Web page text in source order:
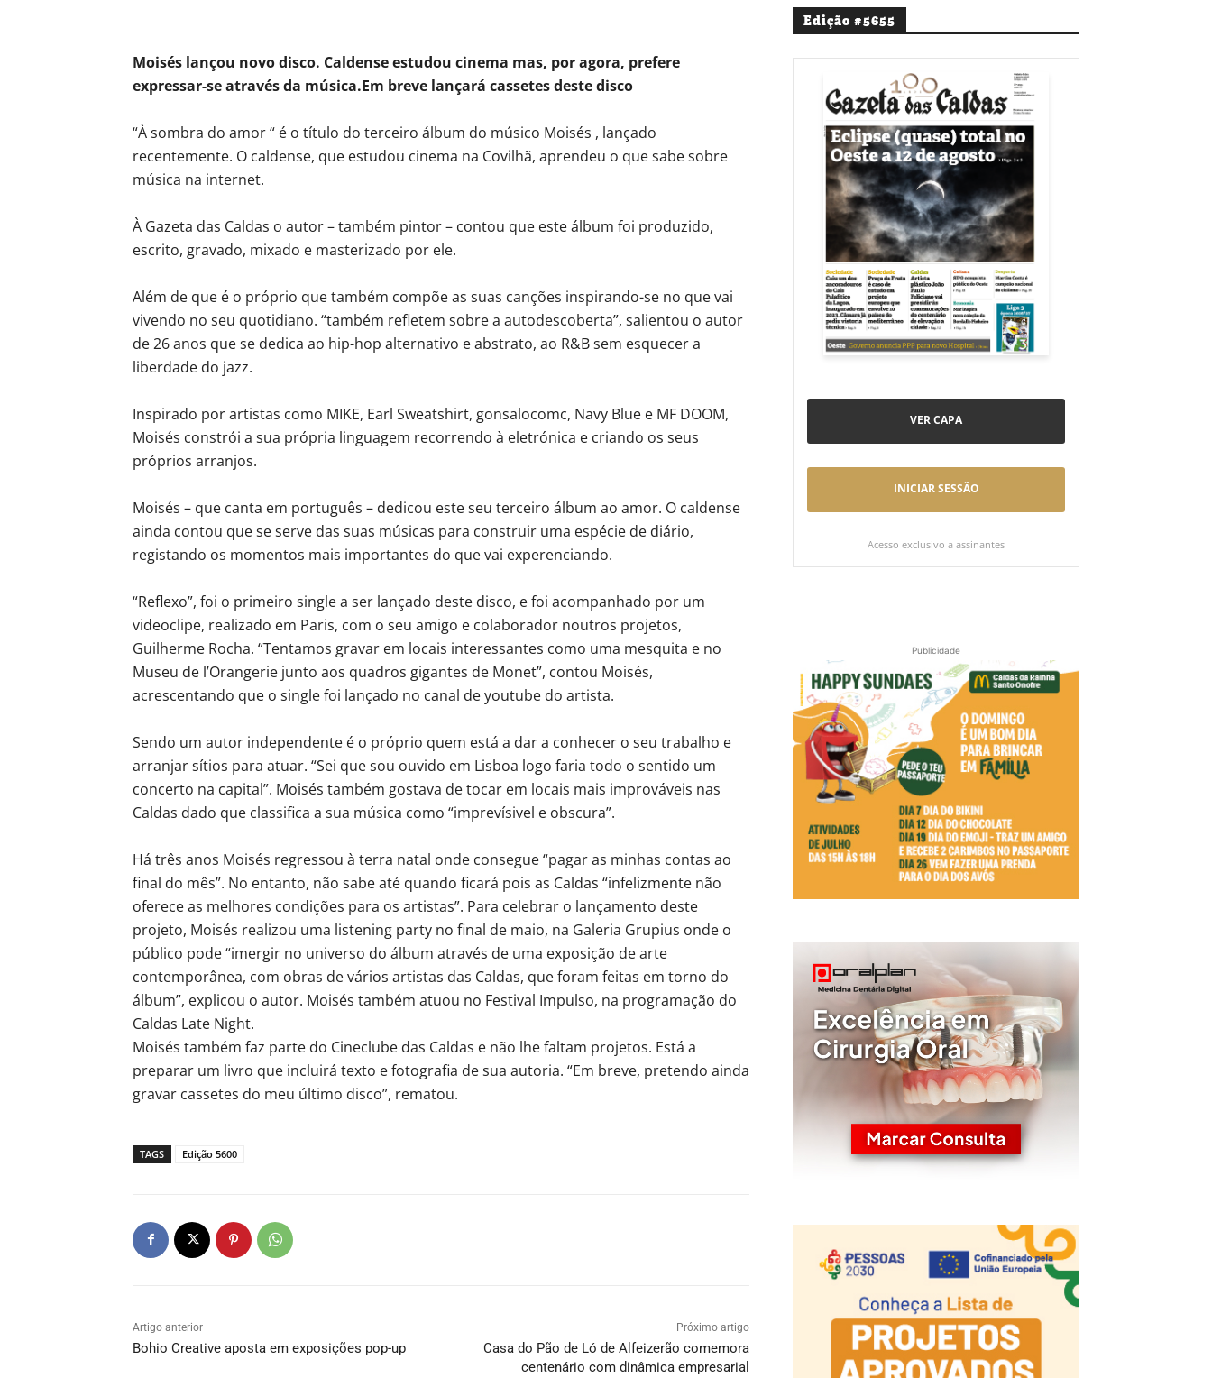
Moisés lançou novo disco. Caldense estudou cinema mas, por agora, prefere
expressar-se através da música.Em breve lançará cassetes deste disco
“À sombra do amor “ é o título do terceiro álbum do músico Moisés , lançado
recentemente. O caldense, que estudou cinema na Covilhã, aprendeu o que sabe sobre
música na internet.
À Gazeta das Caldas o autor – também pintor – contou que este álbum foi produzido,
escrito, gravado, mixado e masterizado por ele.
Além de que é o próprio que também compõe as suas canções inspirando-se no que vai
vivendo no seu quotidiano. “também refletem sobre a autodescoberta”, salientou o autor
de 26 anos que se dedica ao hip-hop alternativo e abstrato, ao R&B sem esquecer a
liberdade do jazz.
Inspirado por artistas como MIKE, Earl Sweatshirt, gonsalocomc, Navy Blue e MF DOOM,
Moisés constrói a sua própria linguagem recorrendo à eletrónica e criando os seus
próprios arranjos.
Moisés – que canta em português – dedicou este seu terceiro álbum ao amor. O caldense
ainda contou que se serve das suas músicas para construir uma espécie de diário,
registando os momentos mais importantes do que vai experenciando.
“Reflexo”, foi o primeiro single a ser lançado deste disco, e foi acompanhado por um
videoclipe, realizado em Paris, com o seu amigo e colaborador noutros projetos,
Guilherme Rocha. “Tentamos gravar em locais interessantes como uma mesquita e no
Museu de l’Orangerie junto aos quadros gigantes de Monet”, contou Moisés,
acrescentando que o single foi lançado no canal de youtube do artista.
Sendo um autor independente é o próprio quem está a dar a conhecer o seu trabalho e
arranjar sítios para atuar. “Sei que sou ouvido em Lisboa logo faria todo o sentido um
concerto na capital”. Moisés também gostava de tocar em locais mais improváveis nas
Caldas dado que classifica a sua música como “imprevísivel e obscura”.
Há três anos Moisés regressou à terra natal onde consegue “pagar as minhas contas ao
final do mês”. No entanto, não sabe até quando ficará pois as Caldas “infelizmente não
oferece as melhores condições para os artistas”. Para celebrar o lançamento deste
projeto, Moisés realizou uma listening party no final de maio, na Galeria Grupius onde o
público pode “imergir no universo do álbum através de uma exposição de arte
contemporânea, com obras de vários artistas das Caldas, que foram feitas em torno do
álbum”, explicou o autor. Moisés também atuou no Festival Impulso, na programação do
Caldas Late Night.
Moisés também faz parte do Cineclube das Caldas e não lhe faltam projetos. Está a
preparar um livro que incluirá texto e fotografia de sua autoria. “Em breve, pretendo ainda
gravar cassetes do meu último disco”, rematou.
TAGS Edição 5600
Artigo anterior
Bohio Creative aposta em exposições pop-up
Próximo artigo
Casa do Pão de Ló de Alfeizerão comemora
centenário com dinâmica empresarial
Edição #5655
VER CAPA
INICIAR SESSÃO
Acesso exclusivo a assinantes
Publicidade